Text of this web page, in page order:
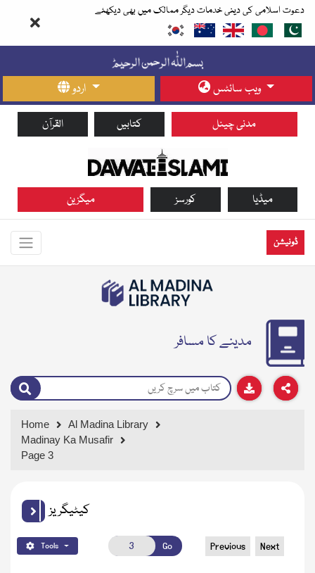
دعوت اسلامی کی دینی خدمات دیگر ممالک میں بھی دیکھئے
اردو ویب سائٹس
القرآن کتابیں مدنی چینل
میگزین کورسز میڈیا
ڈونیشن
مدینے کا مسافر
Home
Al Madina Library
Madinay Ka Musafir
Page 3
کیٹیگریز
Tools Go Previous Next